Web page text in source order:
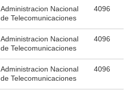
Administracion Nacional
de Telecomunicaciones
4096
Administracion Nacional
de Telecomunicaciones
4096
Administracion Nacional
de Telecomunicaciones
4096